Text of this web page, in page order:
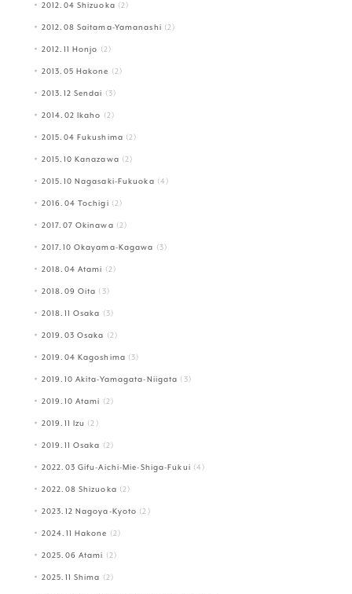
2012.04 Shizuoka (2)
2012.08 Saitama-Yamanashi (2)
2012.11 Honjo (2)
2013.05 Hakone (2)
2013.12 Sendai (3)
2014.02 Ikaho (2)
2015.04 Fukushima (2)
2015.10 Kanazawa (2)
2015.10 Nagasaki-Fukuoka (4)
2016.04 Tochigi (2)
2017.07 Okinawa (2)
2017.10 Okayama-Kagawa (3)
2018.04 Atami (2)
2018.09 Oita (3)
2018.11 Osaka (3)
2019.03 Osaka (2)
2019.04 Kagoshima (3)
2019.10 Akita-Yamagata-Niigata (3)
2019.10 Atami (2)
2019.11 Izu (2)
2019.11 Osaka (2)
2022.03 Gifu-Aichi-Mie-Shiga-Fukui (4)
2022.08 Shizuoka (2)
2023.12 Nagoya-Kyoto (2)
2024.11 Hakone (2)
2025.06 Atami (2)
2025.11 Shima (2)